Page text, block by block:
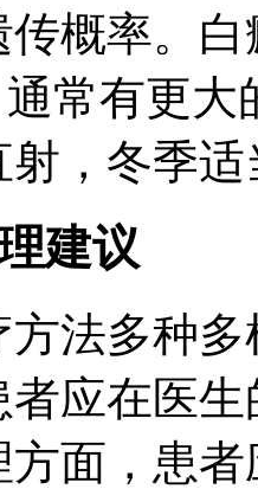
传概率。
常有更
射，冬季
建议
方法多种
应在医
面，患